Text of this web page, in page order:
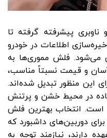
پیشرفته گرفته تا
اطلاعات در خودرو
می‌شود. فلش مموری‌ها به
و قیمت نسبتاً مناسب،
این منظور تبدیل شده‌اند.
در محیط خشن و پرتنش
انتخاب بهترین فلش
دوربین‌های داشبورد که
دارند، نیازمند توجه به